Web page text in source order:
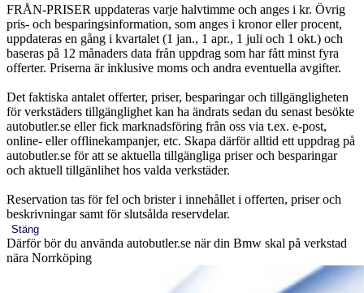
FRÅN-PRISER uppdateras varje halvtimme och anges i kr. Övrig
pris- och besparingsinformation, som anges i kronor eller procent,
uppdateras en gång i kvartalet (1 jan., 1 apr., 1 juli och 1 okt.) och
baseras på 12 månaders data från uppdrag som har fått minst fyra
offerter. Priserna är inklusive moms och andra eventuella avgifter.
Det faktiska antalet offerter, priser, besparingar och tillgängligheten
för verkstäders tillgänglighet kan ha ändrats sedan du senast besökte
autobutler.se eller fick marknadsföring från oss via t.ex. e-post,
online- eller offlinekampanjer, etc. Skapa därför alltid ett uppdrag på
autobutler.se för att se aktuella tillgängliga priser och besparingar
och aktuell tillgänlihet hos valda verkstäder.
Reservation tas för fel och brister i innehållet i offerten, priser och
beskrivningar samt för slutsålda reservdelar.
Stäng
Därför bör du använda autobutler.se när din Bmw skal på verkstad
nära Norrköping